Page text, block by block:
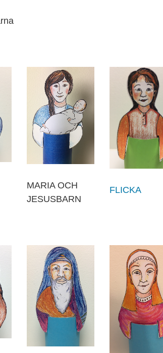
MARIA OCH
JESUSBARN
FLICKA